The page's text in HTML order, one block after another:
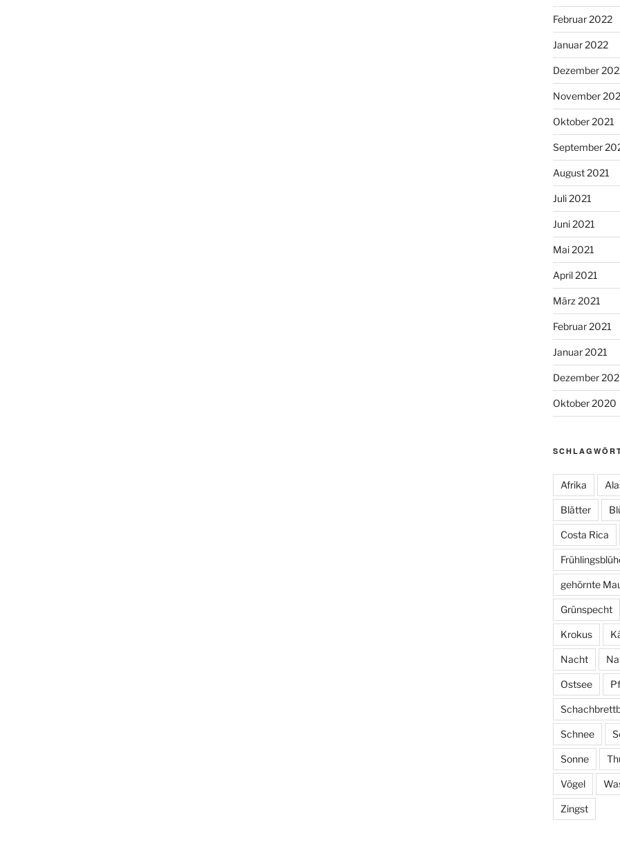
Februar 2022
Januar 2022
Dezember
November
Oktober 2021
September
August 2021
Juli 2021
Juni 2021
Mai 2021
April 2021
März 2021
Februar 2021
Januar 2021
Dezember
Oktober 2020
Afrika
Blätter
Costa Rica
gehörnte
Grünspecht
Krokus
Nacht
Ostsee
Schnee
Sonne
Vögel
Zingst